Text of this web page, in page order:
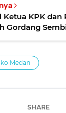
Ketua KPK dan
Gordang
Medan
SHARE